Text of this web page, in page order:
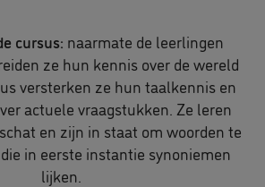
cursus: naarmate de leerlingen
ze hun kennis over de wereld
versterken ze hun taalkennis en
actuele vraagstukken. Ze leren
en zijn in staat om woorden te
in eerste instantie synoniemen
lijken.